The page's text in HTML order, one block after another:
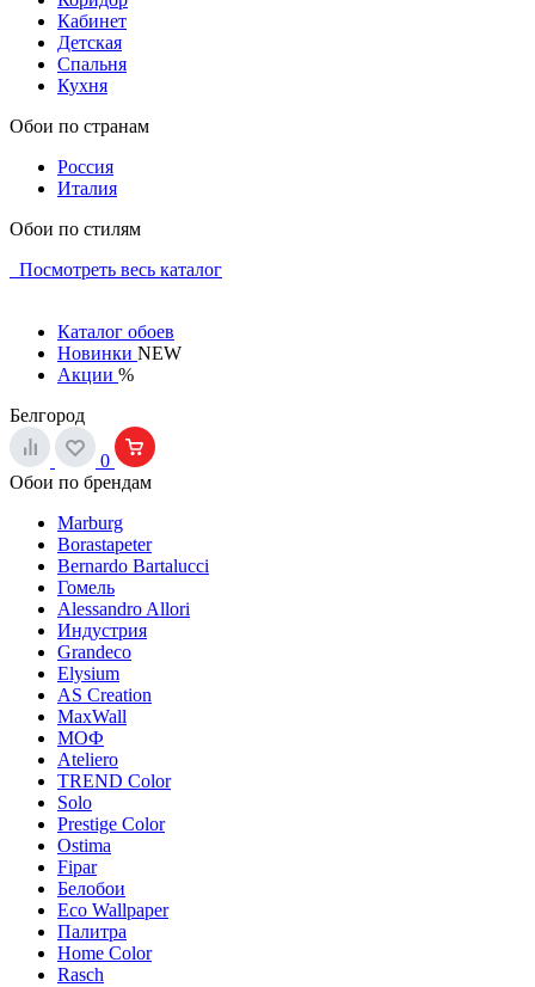
Кабинет
Детская
Спальня
Кухня
Обои по странам
Россия
Италия
Обои по стилям
Посмотреть весь каталог
Каталог обоев
Новинки NEW
Акции %
Белгород
0
Обои по брендам
Marburg
Borastapeter
Bernardo Bartalucci
Гомель
Alessandro Allori
Индустрия
Grandeco
Elysium
AS Creation
MaxWall
МОФ
Ateliero
TREND Color
Solo
Prestige Color
Ostima
Fipar
Белобои
Eco Wallpaper
Палитра
Home Color
Rasch